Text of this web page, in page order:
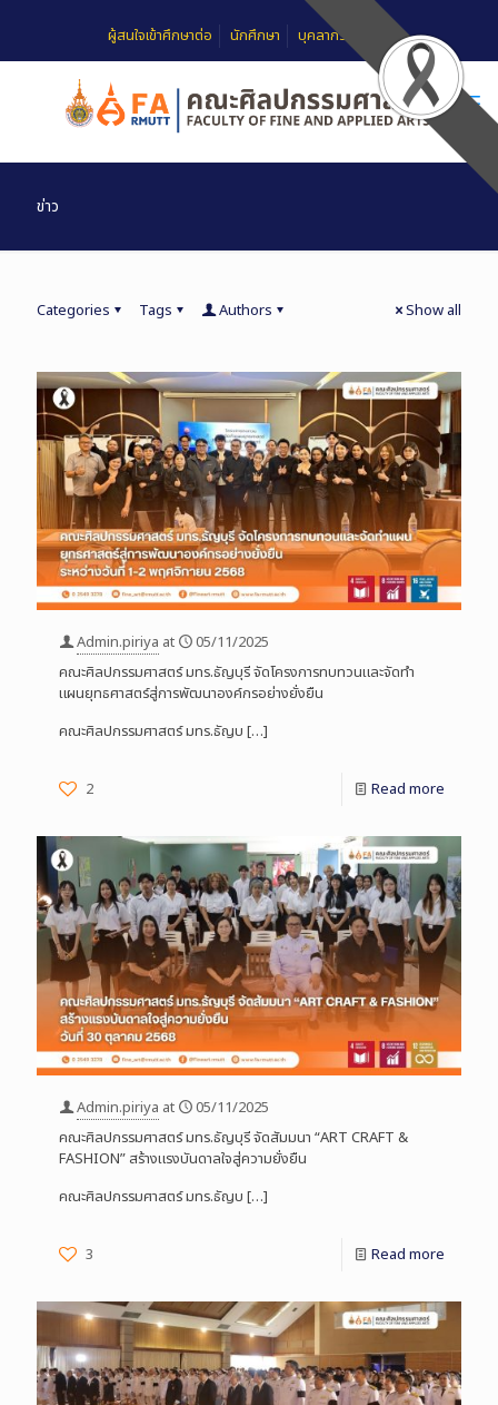
ผู้สนใจเข้าศึกษาต่อ นักศึกษา บุคลากร
ข่าว
Categories Tags Authors Show all
Admin.piriya at
05/11/2025
คณะศิลปกรรมศาสตร์ มทร.ธัญบุรี จัดโครงการทบทวนและจัดทำ
แผนยุทธศาสตร์สู่การพัฒนาองค์กรอย่างยั่งยืน
คณะศิลปกรรมศาสตร์ มทร.ธัญบ […]
2 Read more
Admin.piriya at
05/11/2025
คณะศิลปกรรมศาสตร์ มทร.ธัญบุรี จัดสัมมนา “ART CRAFT &
FASHION” สร้างแรงบันดาลใจสู่ความยั่งยืน
คณะศิลปกรรมศาสตร์ มทร.ธัญบ […]
3 Read more